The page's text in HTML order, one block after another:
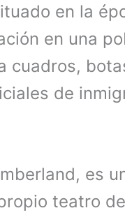
en la
en una
cuadros,
de
es
teatro